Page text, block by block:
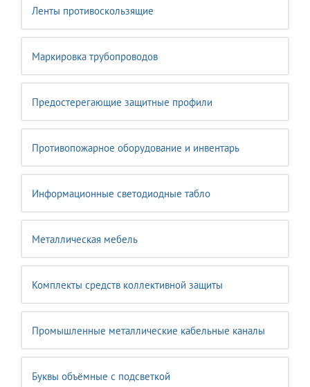
Ленты противоскользящие
Маркировка трубопроводов
Предостерегающие защитные профили
Противопожарное оборудование и инвентарь
Информационные светодиодные табло
Металлическая мебель
Комплекты средств коллективной защиты
Промышленные металлические кабельные каналы
Буквы объёмные с подсветкой